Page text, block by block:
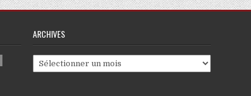
ARCHIVES
Archives